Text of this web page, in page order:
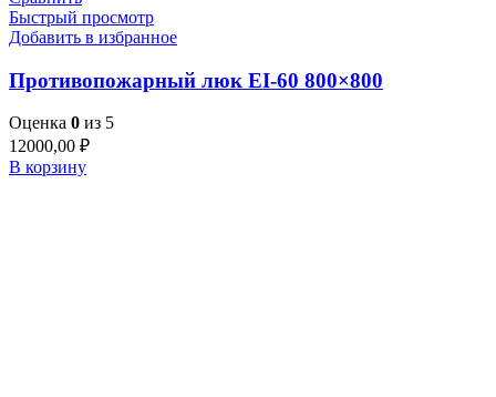
Быстрый просмотр
Добавить в избранное
Противопожарный люк EI-60 800×800
Оценка 0 из 5
12000,00 ₽
В корзину